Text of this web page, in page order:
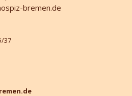
bremen.de
37